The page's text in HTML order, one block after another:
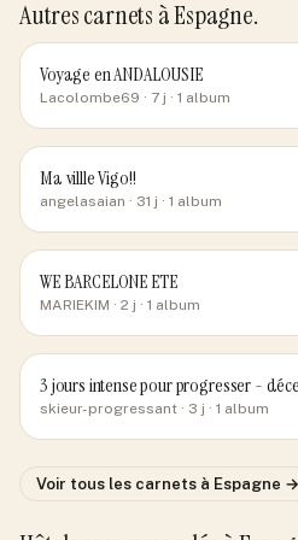
Autres carnets à Espagne.
Voyage en ANDALOUSIE
Lacolombe69 · 7 j · 1 album
Ma villle Vigo!!
angelasaian · 31 j · 1 album
WE BARCELONE ETE
MARIEKIM · 2 j · 1 album
3 jours intense pour progresser -
skieur-progressant · 3 j · 1 album
Voir tous les carnets à Espagne →